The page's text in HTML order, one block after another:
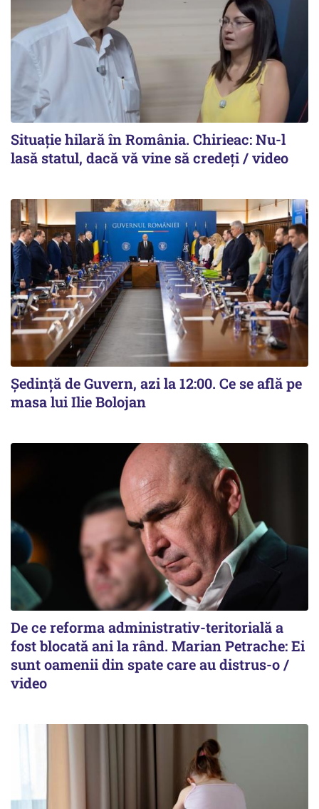
Situație hilară în România. Chirieac: Nu-l
lasă statul, dacă vă vine să credeți / video
Ședință de Guvern, azi la 12:00. Ce se află pe
masa lui Ilie Bolojan
De ce reforma administrativ-teritorială a
fost blocată ani la rând. Marian Petrache: Ei
sunt oamenii din spate care au distrus-o /
video